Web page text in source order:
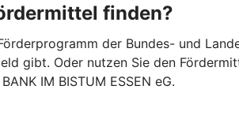
finden?
der Bundes- und
gibt. Oder nutzen Sie den
IM BISTUM ESSEN eG.